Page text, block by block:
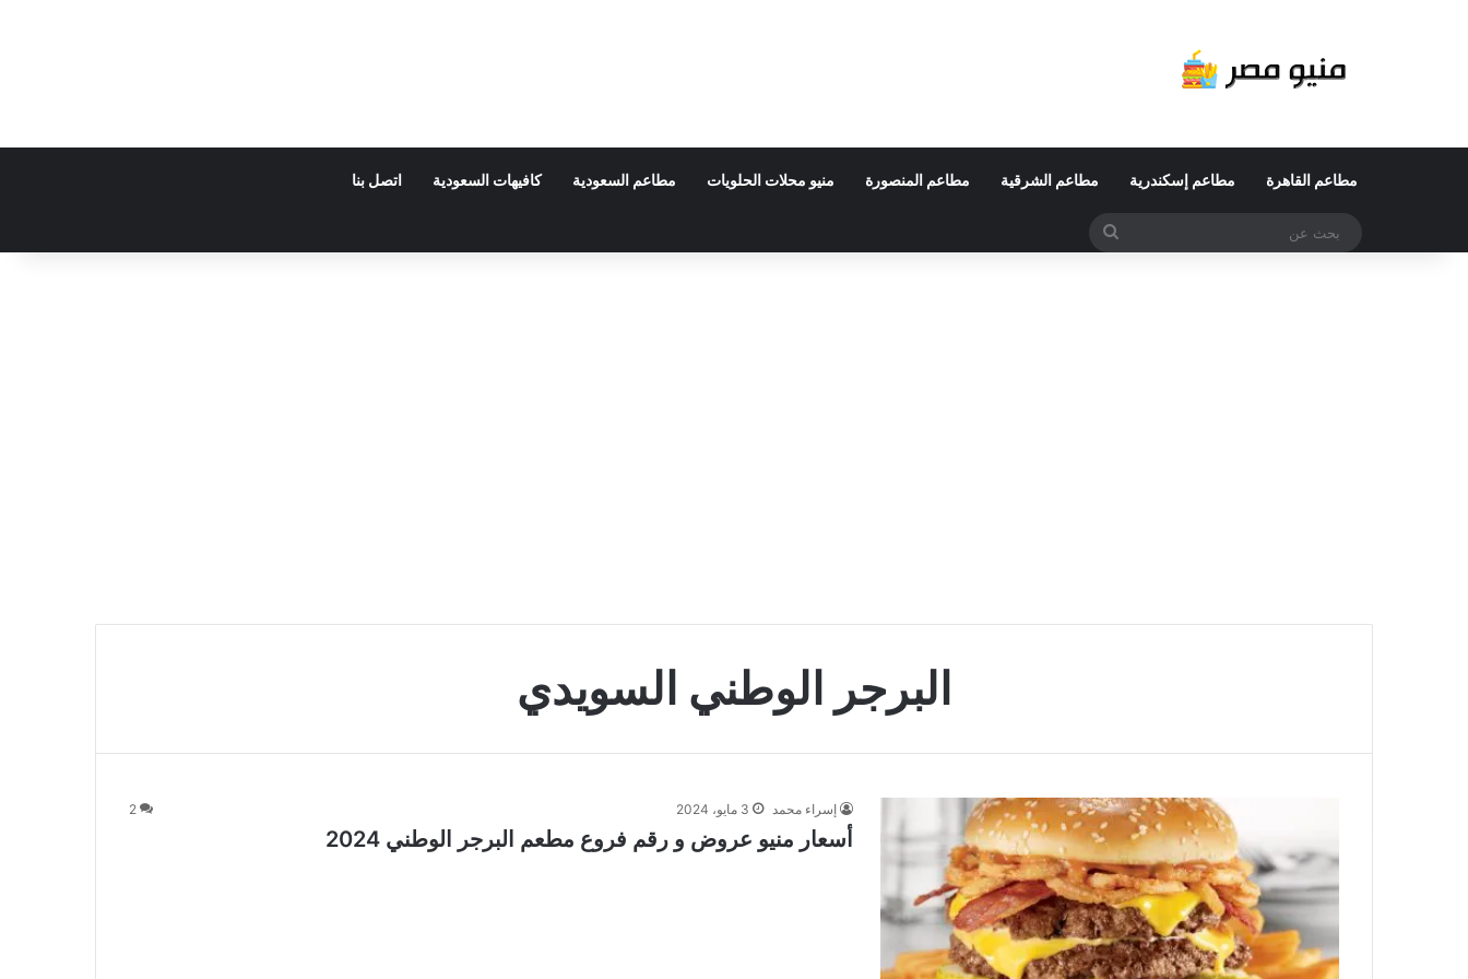
مطاعم القاهرة مطاعم إسكندرية مطاعم الشرقية مطاعم المنصورة منيو محلات الحلويات مطاعم السعودية كافيهات السعودية اتصل بنا
البرجر الوطني السويدي
إسراء محمد 3 مايو، 2024 2
أسعار منيو عروض و رقم فروع مطعم البرجر الوطني 2024